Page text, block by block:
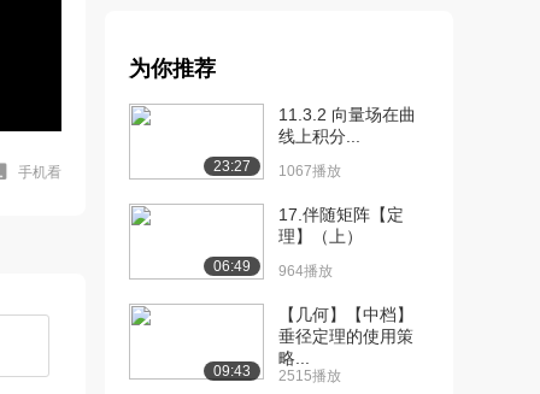
手机看
相关性与齐...
[7] 概念4.7 向量组线性相
关性的形象...
[8] 概念4.8-1 特殊向量组
的线性相...
[9] 概念4.8-2 向量个数与
05:51
为你推荐
23:27
11.3.2 向量场在曲
线上积分...
1067播放
06:49
17.伴随矩阵【定
理】（上）
964播放
09:43
【几何】【中档】
垂径定理的使用策
略...
2515播放